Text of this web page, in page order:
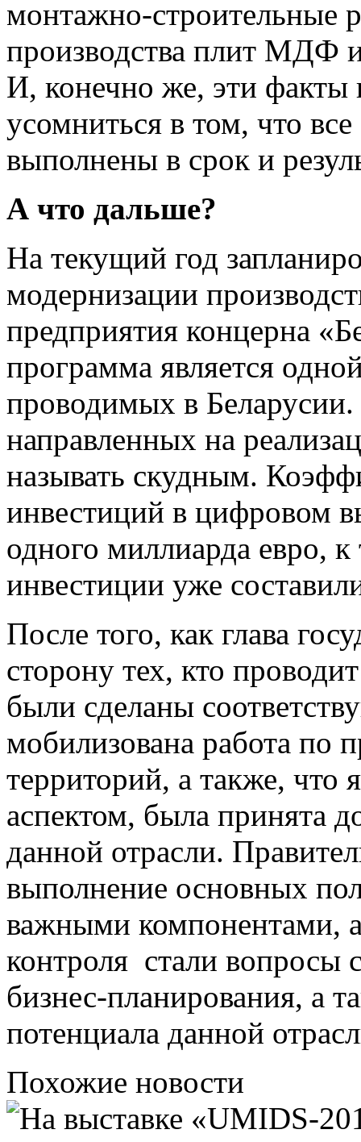
монтажно-строительные
производства плит МДФ
И, конечно же, эти факты
усомниться в том, что
выполнены в срок и
А что дальше?
На текущий год
модернизации
предприятия концерна
программа является
проводимых в
направленных на
называть скудным.
инвестиций в цифровом
одного миллиарда евро,
инвестиции уже
После того, как глава
сторону тех, кто
были сделаны
мобилизована работа по
территорий, а также, что
аспектом, была принята
данной отрасли.
выполнение основных
важными компонентами,
контроля стали вопросы
бизнес-планирования, а
потенциала данной
Похожие новости